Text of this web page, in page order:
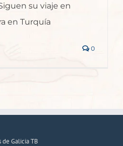
su viaje en
en Turquía
0
de Galicia TB